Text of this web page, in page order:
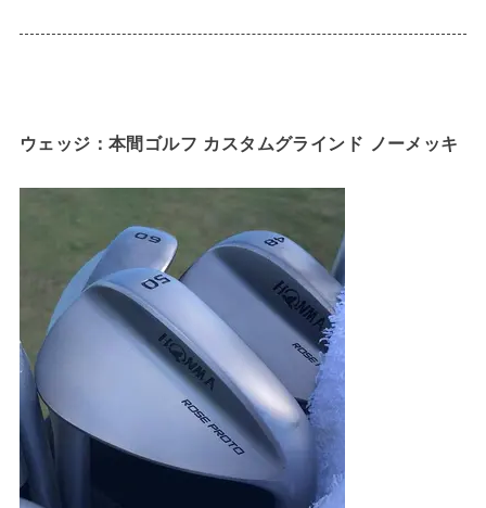
ウェッジ：本間ゴルフ カスタムグラインド ノーメッキ